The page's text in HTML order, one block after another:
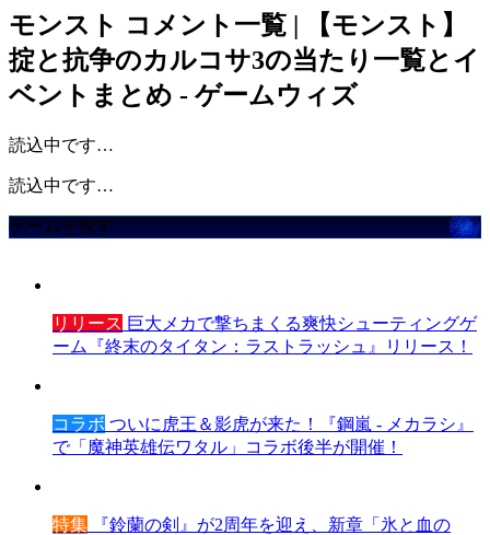
モンスト コメント一覧 | 【モンスト】
掟と抗争のカルコサ3の当たり一覧とイ
ベントまとめ - ゲームウィズ
読込中です…
読込中です…
ゲームを探す
リリース 巨大メカで撃ちまくる爽快シューティングゲ
ーム『終末のタイタン：ラストラッシュ』リリース！
コラボ ついに虎王＆影虎が来た！『鋼嵐 - メカラシ』
で「魔神英雄伝ワタル」コラボ後半が開催！
特集 『鈴蘭の剣』が2周年を迎え、新章「氷と血の